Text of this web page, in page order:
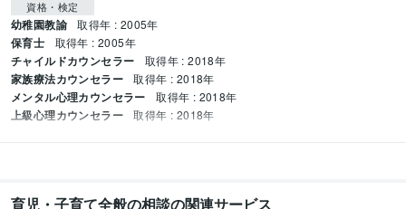
資格・検定
幼稚園教諭 取得年 : 2005年
保育士 取得年 : 2005年
チャイルドカウンセラー 取得年 : 2018年
家族療法カウンセラー 取得年 : 2018年
メンタル心理カウンセラー 取得年 : 2018年
上級心理カウンセラー 取得年 : 2018年
育児・子育て全般の相談の関連サービス